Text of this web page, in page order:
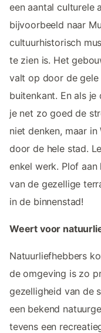
een aantal culturele
bijvoorbeeld naar
cultuurhistorisch
te zien is. Het
valt op door de gele
buitenkant. En als
je net zo goed de
niet denken, maar
door de hele stad.
enkel werk. Plof
van de gezellige
in de binnenstad!
Weert voor
Natuurliefhebbers
de omgeving is zo
gezelligheid van de
een bekend
tevens een